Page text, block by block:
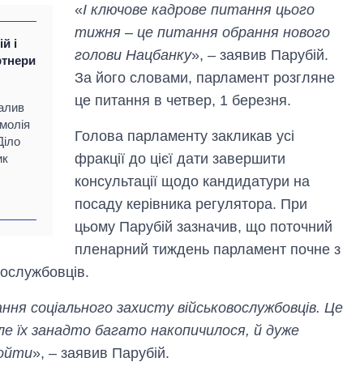
і
«І ключове кадрове питання цього
тижня – це питання обрання нового
голови Нацбанку», – заявив Парубій.
За його словами, парламент розгляне
це питання в четвер, 1 березня.
Голова парламенту закликав усі
фракції до цієї дати завершити
консультації щодо кандидатури на
посаду керівника регулятора. При
цьому Парубій зазначив, що поточний
пленарний тиждень парламент почне з
соціального захисту військовослужбовців. Це
їх занадто багато накопичилося, й дуже
», – заявив Парубій.
Україні до і під час
великої війни